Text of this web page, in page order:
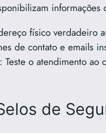
físico verdadeiro
de contato e emails
: Teste o atendimento
de